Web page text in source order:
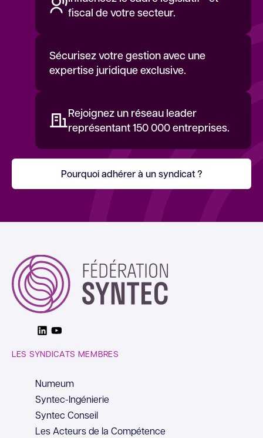
fiscal de votre secteur.
Sécurisez votre gestion avec une
expertise juridique exclusive.
Rejoignez un réseau leader
représentant 150 000 entreprises.
Pourquoi adhérer à un syndicat ?
LinkedinYoutube
LES SYNDICATS MEMBRES
Numeum
Syntec-Ingénierie
Syntec Conseil
Les Acteurs de la Compétence